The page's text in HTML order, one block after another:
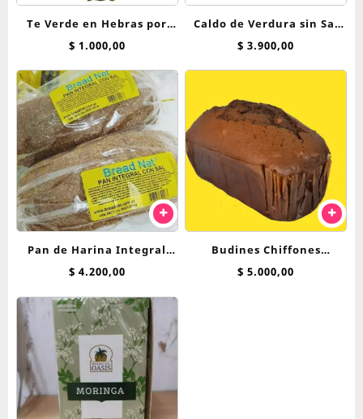
Te Verde en Hebras por
100 Grs
$ 1.000,00
Caldo de Verdura sin Sal
Caldiet x 10 sobres
$ 3.900,00
Pan de Harina Integral
Breadnet
$ 4.200,00
Budines Chiffones
Breadnet
$ 5.000,00